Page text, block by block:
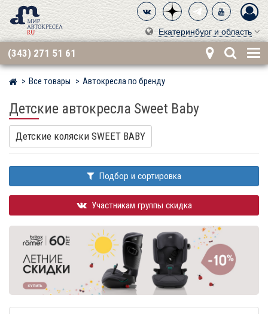
Екатеринбург и область
(343) 271 51 61
Мир детских автокресел
Все товары Автокресла по бренду
Детские автокресла Sweet Baby
Детские коляски SWEET BABY
Подбор и сортировка
Участникам группы скидка